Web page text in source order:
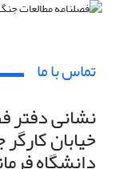
تماس با ما
نشانی دفتر
خیابان